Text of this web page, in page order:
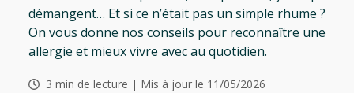
démangent… Et si ce n’était pas un simple rhume ?
On vous donne nos conseils pour reconnaître une
allergie et mieux vivre avec au quotidien.
3 min de lecture | Mis à jour le 11/05/2026